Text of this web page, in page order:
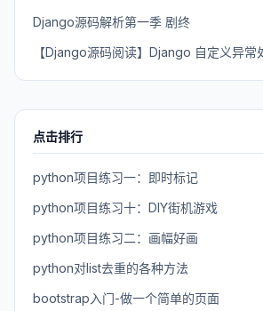
Django源码解析第一季 剧终
【Django源码阅读】Django 自定义异常
点击排行
python项目练习一：即时标记
python项目练习十：DIY街机游戏
python项目练习二：画幅好画
python对list去重的各种方法
bootstrap入门-做一个简单的页面